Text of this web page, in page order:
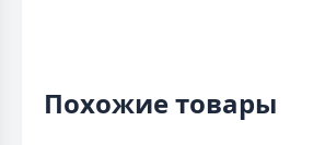
Похожие товары